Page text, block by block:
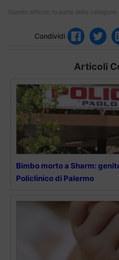
Questo articolo fa parte delle categorie:
Condividi
Articoli
Bimbo morto a Sharm:
Policlinico di Palermo